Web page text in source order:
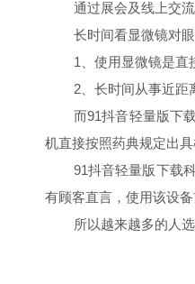
通过展会及线上交流
长时间看显微镜对眼睛
1
、使用显微镜
2 、长时间从事近
而91抖音轻量版下载
机直接按照药典规定出具
91抖音轻量版下载
有顾客直言，使用该设备
所以越来越多的人